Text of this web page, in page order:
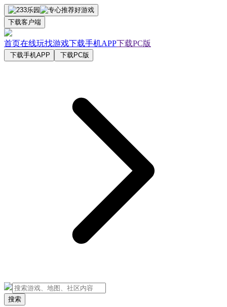
下载客户端
首页在线玩找游戏下载手机APP下载PC版
下载手机APP 下载PC版
搜索